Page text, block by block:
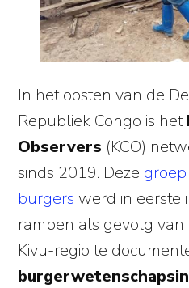
In het oosten van de
Republiek Congo is het
Observers (KCO)
sinds 2019. Deze
burgers werd in eerste
rampen als gevolg
Kivu-regio te